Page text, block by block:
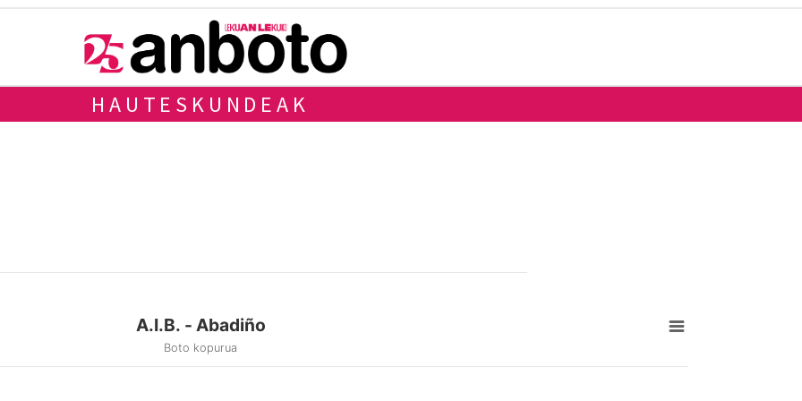
HAUTESKUNDEAK
A.I.B. - Abadiño
Boto kopurua